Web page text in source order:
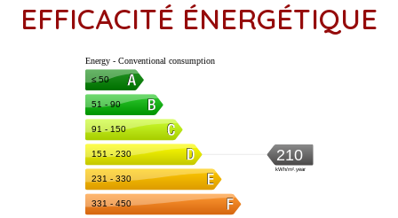
EFFICACITÉ ÉNERGÉTIQUE